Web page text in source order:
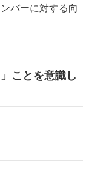
バーに対する向
ことを意識し